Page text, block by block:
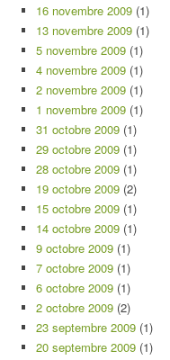
16 novembre 2009 (1)
13 novembre 2009 (1)
5 novembre 2009 (1)
4 novembre 2009 (1)
2 novembre 2009 (1)
1 novembre 2009 (1)
31 octobre 2009 (1)
29 octobre 2009 (1)
28 octobre 2009 (1)
19 octobre 2009 (2)
15 octobre 2009 (1)
14 octobre 2009 (1)
9 octobre 2009 (1)
7 octobre 2009 (1)
6 octobre 2009 (1)
2 octobre 2009 (2)
23 septembre 2009 (1)
20 septembre 2009 (1)